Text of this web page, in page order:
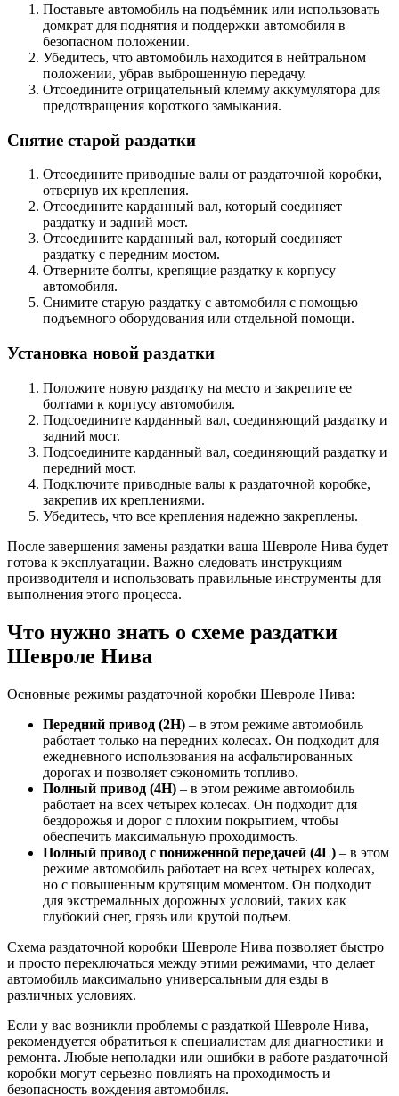
Поставьте автомобиль на подъёмник или использовать
домкрат для поднятия и поддержки автомобиля в
безопасном положении.
Убедитесь, что автомобиль находится в нейтральном
положении, убрав выброшенную передачу.
Отсоедините отрицательный клемму аккумулятора для
предотвращения короткого замыкания.
Снятие старой раздатки
Отсоедините приводные валы от раздаточной коробки,
отвернув их крепления.
Отсоедините карданный вал, который соединяет
раздатку и задний мост.
Отсоедините карданный вал, который соединяет
раздатку с передним мостом.
Отверните болты, крепящие раздатку к корпусу
автомобиля.
Снимите старую раздатку с автомобиля с помощью
подъемного оборудования или отдельной помощи.
Установка новой раздатки
Положите новую раздатку на место и закрепите ее
болтами к корпусу автомобиля.
Подсоедините карданный вал, соединяющий раздатку и
задний мост.
Подсоедините карданный вал, соединяющий раздатку и
передний мост.
Подключите приводные валы к раздаточной коробке,
закрепив их креплениями.
Убедитесь, что все крепления надежно закреплены.
После завершения замены раздатки ваша Шевроле Нива будет
готова к эксплуатации. Важно следовать инструкциям
производителя и использовать правильные инструменты для
выполнения этого процесса.
Что нужно знать о схеме раздатки
Шевроле Нива
Основные режимы раздаточной коробки Шевроле Нива:
Передний привод (2H) – в этом режиме автомобиль
работает только на передних колесах. Он подходит для
ежедневного использования на асфальтированных
дорогах и позволяет сэкономить топливо.
Полный привод (4H) – в этом режиме автомобиль
работает на всех четырех колесах. Он подходит для
бездорожья и дорог с плохим покрытием, чтобы
обеспечить максимальную проходимость.
Полный привод с пониженной передачей (4L) – в этом
режиме автомобиль работает на всех четырех колесах,
но с повышенным крутящим моментом. Он подходит
для экстремальных дорожных условий, таких как
глубокий снег, грязь или крутой подъем.
Схема раздаточной коробки Шевроле Нива позволяет быстро
и просто переключаться между этими режимами, что делает
автомобиль максимально универсальным для езды в
различных условиях.
Если у вас возникли проблемы с раздаткой Шевроле Нива,
рекомендуется обратиться к специалистам для диагностики и
ремонта. Любые неполадки или ошибки в работе раздаточной
коробки могут серьезно повлиять на проходимость и
безопасность вождения автомобиля.